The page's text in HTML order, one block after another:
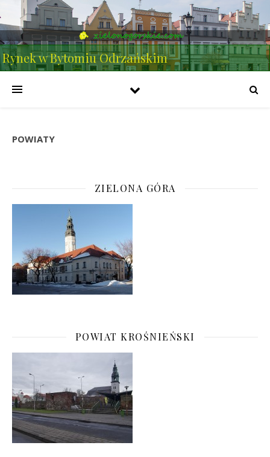
Rynek w Bytomiu Odrzańskim
POWIATY
ZIELONA GÓRA
POWIAT KROŚNIEŃSKI